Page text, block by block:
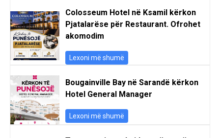
Colosseum Hotel në Ksamil kërkon
Pjatalarëse për Restaurant. Ofrohet
akomodim
Lexoni më shumë
Bougainville Bay në Sarandë kërkon
Hotel General Manager
Lexoni më shumë